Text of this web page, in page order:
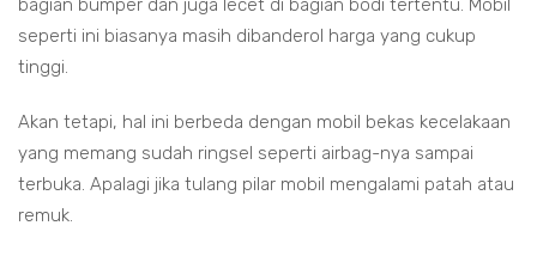
bagian bumper dan juga lecet di bagian bodi tertentu. Mobil
seperti ini biasanya masih dibanderol harga yang cukup
tinggi.
Akan tetapi, hal ini berbeda dengan mobil bekas kecelakaan
yang memang sudah ringsel seperti airbag-nya sampai
terbuka. Apalagi jika tulang pilar mobil mengalami patah atau
remuk.